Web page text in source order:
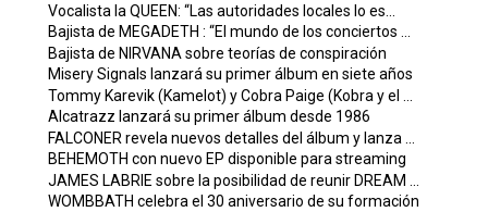
Vocalista la QUEEN: “Las autoridades locales lo es...
Bajista de MEGADETH : “El mundo de los conciertos ...
Bajista de NIRVANA sobre teorías de conspiración
Misery Signals lanzará su primer álbum en siete años
Tommy Karevik (Kamelot) y Cobra Paige (Kobra y el ...
Alcatrazz lanzará su primer álbum desde 1986
FALCONER revela nuevos detalles del álbum y lanza ...
BEHEMOTH con nuevo EP disponible para streaming
JAMES LABRIE sobre la posibilidad de reunir DREAM ...
WOMBBATH celebra el 30 aniversario de su formación